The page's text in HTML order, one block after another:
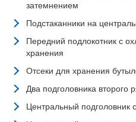
затемнением
Подстаканники на
Передний подлокотник с
хранения
Отсеки для хранения
Два подголовника второго
Центральный подголовник